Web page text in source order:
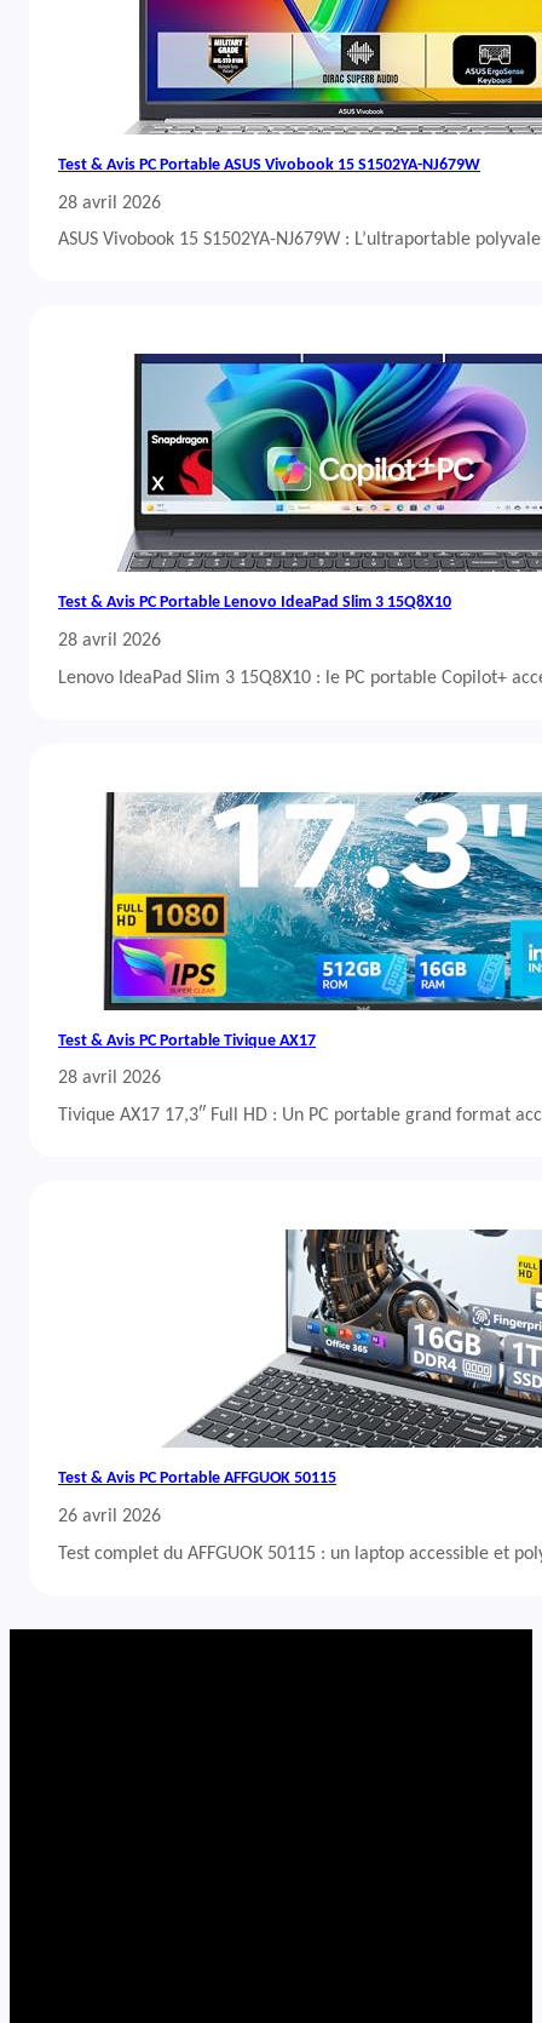
Test & Avis PC Portable ASUS Vivobook 15 S1502YA-NJ679W
28 avril 2026
ASUS Vivobook 15 S1502YA-NJ679W : L’ultraportable
Test & Avis PC Portable Lenovo IdeaPad Slim 3 15Q8X10
28 avril 2026
Lenovo IdeaPad Slim 3 15Q8X10 : le PC portable Copilot+
Test & Avis PC Portable Tivique AX17
28 avril 2026
Tivique AX17 17,3″ Full HD : Un PC portable grand format
Test & Avis PC Portable AFFGUOK 50115
26 avril 2026
Test complet du AFFGUOK 50115 : un laptop accessible